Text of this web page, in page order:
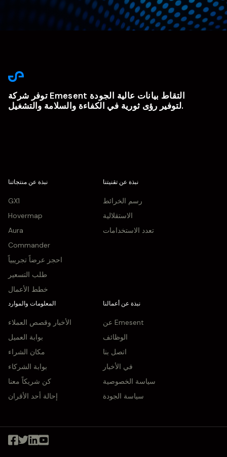
توفر شركة Emesent التقاط بيانات عالية الجودة
لتوفير رؤى ثورية في الكفاءة والسلامة والتشغيل.
نبذة عن منتجاتنا
GX1
Hovermap
Aura
Commander
احجز عرضاً تجريبياً
طلب التسعير
خطط الأعمال
نبذة عن تقنيتنا
رسم الخرائط
الاستقلالية
تعدد الاستخدامات
المعلومات والموارد
الأخبار وقصص العملاء
بوابة العميل
مكان الشراء
بوابة الشركاء
كن شريكاً معنا
إحالة أحد الأقران
نبذة عن أعمالنا
عن Emesent
الوظائف
اتصل بنا
في الأخبار
سياسة الخصوصية
سياسة الجودة